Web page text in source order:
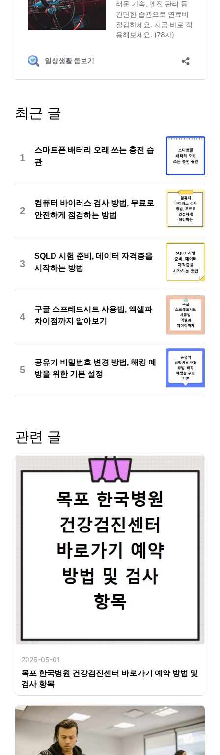
최근 글
1
스마트폰 배터리 오래 쓰는 충전 습
관
2
컴퓨터 바이러스 검사 방법, 무료로
안전하게 점검하는 방법
3
SQLD 시험 준비, 데이터 자격증을
시작하는 방법
4
구글 스프레드시트 사용법, 엑셀과
차이점까지 알아보기
5
공유기 비밀번호 변경 방법, 해킹 예
방을 위한 기본 설정
관련 글
2026-05-01
목포 한국병원 건강검진센터 바로가기 예약 방법 및
검사 항목